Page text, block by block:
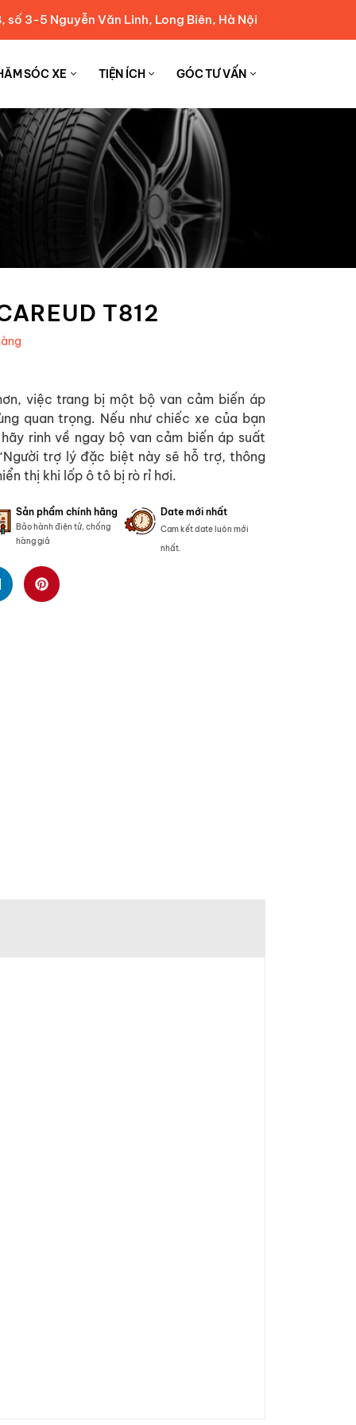
số 3-5 Nguyễn Văn Linh, Long Biên, Hà Nội
SÓC XE TIỆN ÍCH GÓC TƯ VẤN
T812
việc trang bị một bộ van cảm biến áp
quan trọng. Nếu như chiếc xe của bạn
rinh về ngay bộ van cảm biến áp suất
trợ lý đặc biệt này sẽ hỗ trợ, thông
thị khi lốp ô tô bị rò rỉ hơi.
Sản phẩm chính hãng
Bảo hành điện tử, chống
hàng giả
Date mới nhất
Cam kết date luôn mới
nhất.